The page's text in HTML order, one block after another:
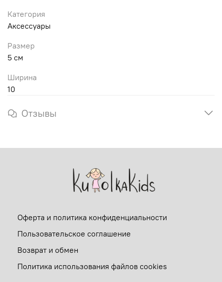
Категория
Аксессуары
Размер
5 см
Ширина
10
Отзывы
Оферта и политика конфиденциальности
Пользовательское соглашение
Возврат и обмен
Политика использования файлов cookies